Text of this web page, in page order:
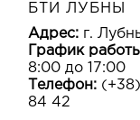
БТИ ЛУБНЫ
Адрес: г.
График
8:00 до 17:00
Телефон:
84 42